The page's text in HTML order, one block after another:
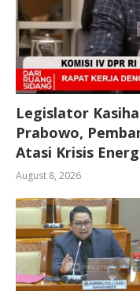
Legislator
Prabowo,
Atasi Krisis
August 8, 2026